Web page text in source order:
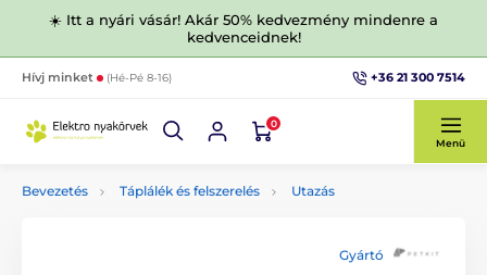
☀️ Itt a nyári vásár! Akár 50% kedvezmény mindenre a
kedvenceidnek!
Hívj minket (Hé-Pé 8-16) +36 21 300 7514
0
Menü
Bevezetés Táplálék és felszerelés Utazás
Gyártó